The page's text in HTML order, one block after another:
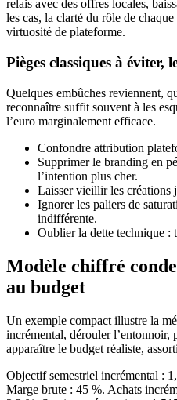
relais avec des offres locales,
les cas, la clarté du rôle de
virtuosité de plateforme.
Pièges classiques à éviter,
Quelques embûches reviennent,
reconnaître suffit souvent à les
l’euro marginalement efficace.
Confondre attribution
Supprimer le branding en
l’intention plus cher.
Laisser vieillir les créations
Ignorer les paliers de
indifférente.
Oublier la dette technique :
Modèle chiffré
au budget
Un exemple compact illustre la
incrémental, dérouler l’entonnoir,
apparaître le budget réaliste,
Objectif semestriel incrémental :
Marge brute : 45 %. Achats